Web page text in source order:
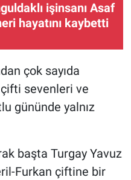
işinsanı Asaf
hayatını kaybetti
çok sayıda
çifti sevenleri ve
gününde yalnız
başta Turgay Yavuz
Furkan çiftine bir